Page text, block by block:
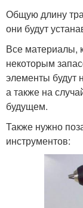
Общую длину
они будут
Все материалы,
некоторым
элементы будут
а также на
будущем.
Также нужно
инструментов: